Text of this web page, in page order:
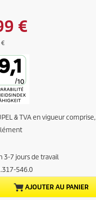
€
€
& TVA en vigueur comprise,
3-7 jours de travail
546.0
AJOUTER AU PANIER